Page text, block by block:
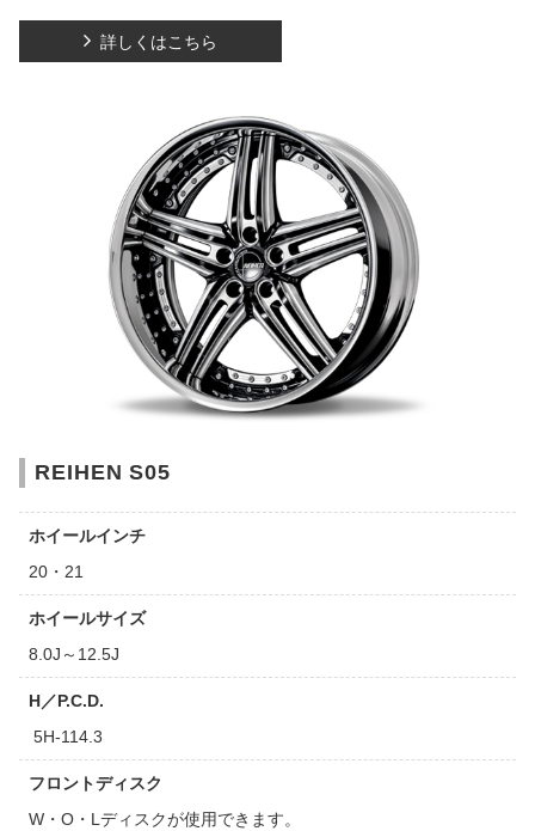
詳しくはこちら
REIHEN S05
ホイールインチ
20・21
ホイールサイズ
8.0J～12.5J
H／P.C.D.
5H-114.3
フロントディスク
W・O・Lディスクが使用できます。